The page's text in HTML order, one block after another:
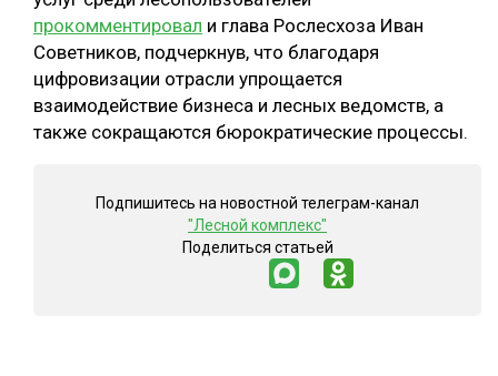
прокомментировал и глава Рослесхоза Иван
Советников, подчеркнув, что благодаря
цифровизации отрасли упрощается
взаимодействие бизнеса и лесных ведомств, а
также сокращаются бюрократические процессы.
Подпишитесь на новостной телеграм-канал
"Лесной комплекс"
Поделиться статьей